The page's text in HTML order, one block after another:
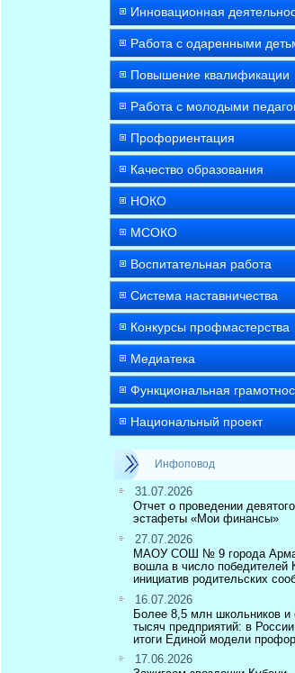
Инновационная
Работа с одаренными
Повышение квалификации
Работа с молодыми
Профориентация
Качество образования
НОКО
МСОКО
Воспитательная работа
Система наставничества
Конкурсы профмастерства
Медиатека
Функциональная
Национальный проект
Инфоповод
31.07.2026
Отчет о проведении
эстафеты «Мои финансы»
27.07.2026
МАОУ СОШ № 9 города
вошла в число победителей
инициатив родительских
16.07.2026
Более 8,5 млн школьников
тысяч предприятий: в
итоги Единой модели
17.06.2026